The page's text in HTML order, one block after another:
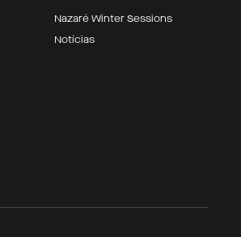
Nazaré Winter Sessions
Notícias